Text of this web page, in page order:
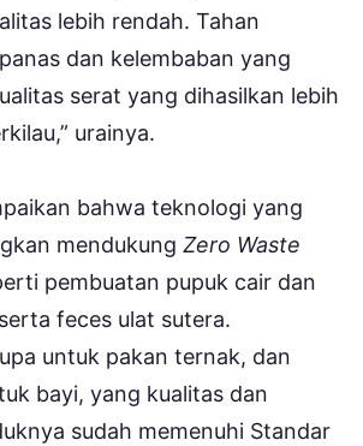
lebih rendah. Tahan
dan kelembaban yang
serat yang dihasilkan lebih
urainya.
bahwa teknologi yang
mendukung Zero Waste
pembuatan pupuk cair dan
feces ulat sutera.
untuk pakan ternak, dan
bayi, yang kualitas dan
sudah memenuhi Standar